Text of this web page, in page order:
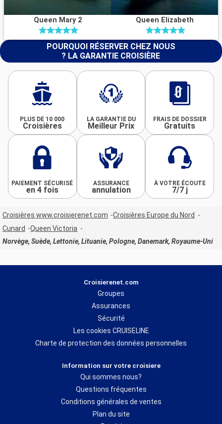
Queen Mary 2 Queen Elizabeth
POURQUOI RÉSERVER CHEZ NOUS
? LA GARANTIE CROISIÈRE
PLUS DE 10 000
Croisières
LA GARANTIE DU
Meilleur Prix
FRAIS DE DOSSIER
Gratuits
PAIEMENT SÉCURISÉ
en 4 fois
ASSURANCE
annulation
À VOTRE ÉCOUTE
7/7 j
Croisières www.croisierenet.com
Croisières Europe du Nord
Cunard
Queen Victoria
Norvège, Suède, Lettonie, Lituanie, Pologne, Danemark, Royaume-Uni
Croisierenet.com
Groupes
Assurances
Sécurité
Les cookies CRUISELINE
Charte de protection des données personnelles
Information sur votre croisiere
Qui sommes nous?
Questions fréquentes
Conditions générales de ventes
Plan du site